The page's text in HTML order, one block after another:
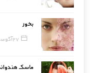
بخور
27 آگوست, 2017
ماسک